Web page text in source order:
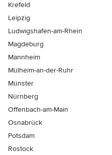
Krefeld
Leipzig
Ludwigshafen-am-Rhein
Magdeburg
Mannheim
Mülheim-an-der-Ruhr
Münster
Nürnberg
Offenbach-am-Main
Osnabrück
Potsdam
Rostock